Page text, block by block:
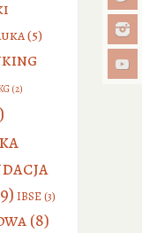
(5)
(2)
IBSE(3)
(8)